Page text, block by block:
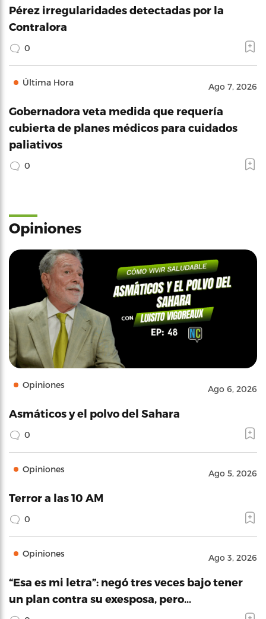
Pérez irregularidades detectadas por la
Contralora
0
Última Hora Ago 7, 2026
Gobernadora veta medida que requería
cubierta de planes médicos para cuidados
paliativos
0
Opiniones
Opiniones Ago 6, 2026
Asmáticos y el polvo del Sahara
0
Opiniones Ago 5, 2026
Terror a las 10 AM
0
Opiniones Ago 3, 2026
“Esa es mi letra”: negó tres veces bajo tener
un plan contra su exesposa, pero…